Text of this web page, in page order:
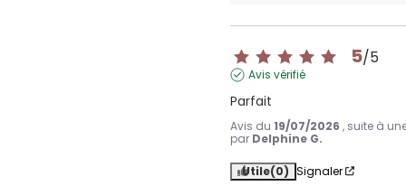
5/5
Avis vérifié
Parfait
Avis du19/07/2026 , suite à
par Delphine G.
Utile(0) Signaler